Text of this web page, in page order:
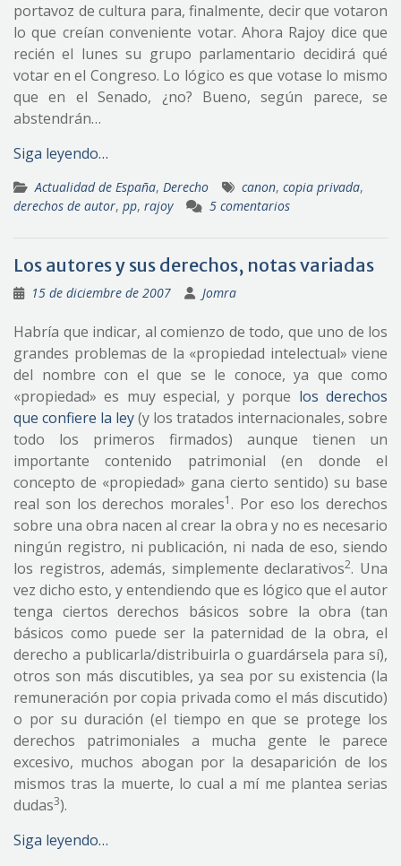
portavoz de cultura para, finalmente, decir que votaron
lo que creían conveniente votar. Ahora Rajoy dice que
recién el lunes su grupo parlamentario decidirá qué
votar en el Congreso. Lo lógico es que votase lo mismo
que en el Senado, ¿no? Bueno, según parece, se
abstendrán…
Siga leyendo…
Actualidad de España, Derecho canon, copia privada,
derechos de autor, pp, rajoy 5 comentarios
Los autores y sus derechos, notas variadas
15 de diciembre de 2007 Jomra
Habría que indicar, al comienzo de todo, que uno de los
grandes problemas de la «propiedad intelectual» viene
del nombre con el que se le conoce, ya que como
«propiedad» es muy especial, y porque los derechos
que confiere la ley(y los tratados internacionales, sobre
todo los primeros firmados) aunque tienen un
importante contenido patrimonial (en donde el
concepto de «propiedad» gana cierto sentido) su base
real son los derechos morales1. Por eso los derechos
sobre una obra nacen al crear la obra y no es necesario
ningún registro, ni publicación, ni nada de eso, siendo
los registros, además, simplemente declarativos2. Una
vez dicho esto, y entendiendo que es lógico que el autor
tenga ciertos derechos básicos sobre la obra (tan
básicos como puede ser la paternidad de la obra, el
derecho a publicarla/distribuirla o guardársela para sí),
otros son más discutibles, ya sea por su existencia (la
remuneración por copia privada como el más discutido)
o por su duración (el tiempo en que se protege los
derechos patrimoniales a mucha gente le parece
excesivo, muchos abogan por la desaparición de los
mismos tras la muerte, lo cual a mí me plantea serias
dudas3).
Siga leyendo…